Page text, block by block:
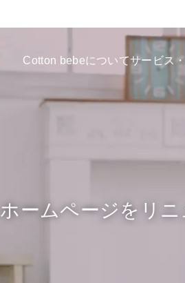
Cotton bebeについてサービス
ホームページをリ